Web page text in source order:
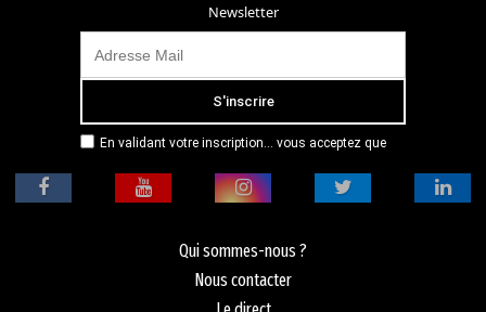
Newsletter
En validant votre inscription... vous acceptez que
adresse email dans le but de vous envoyer
mensuellement sa lettre d’informations. Pour plus
politique de confidentialité.
Qui sommes-nous ?
Nous contacter